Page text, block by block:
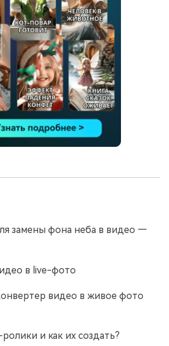
замены фона неба в видео —
в live-фото
видео в живое фото
и как их создать?